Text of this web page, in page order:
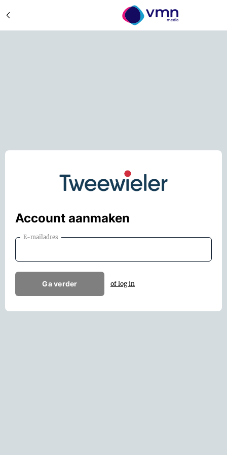
Account aanmaken
E-mailadres
Ga verder of log in